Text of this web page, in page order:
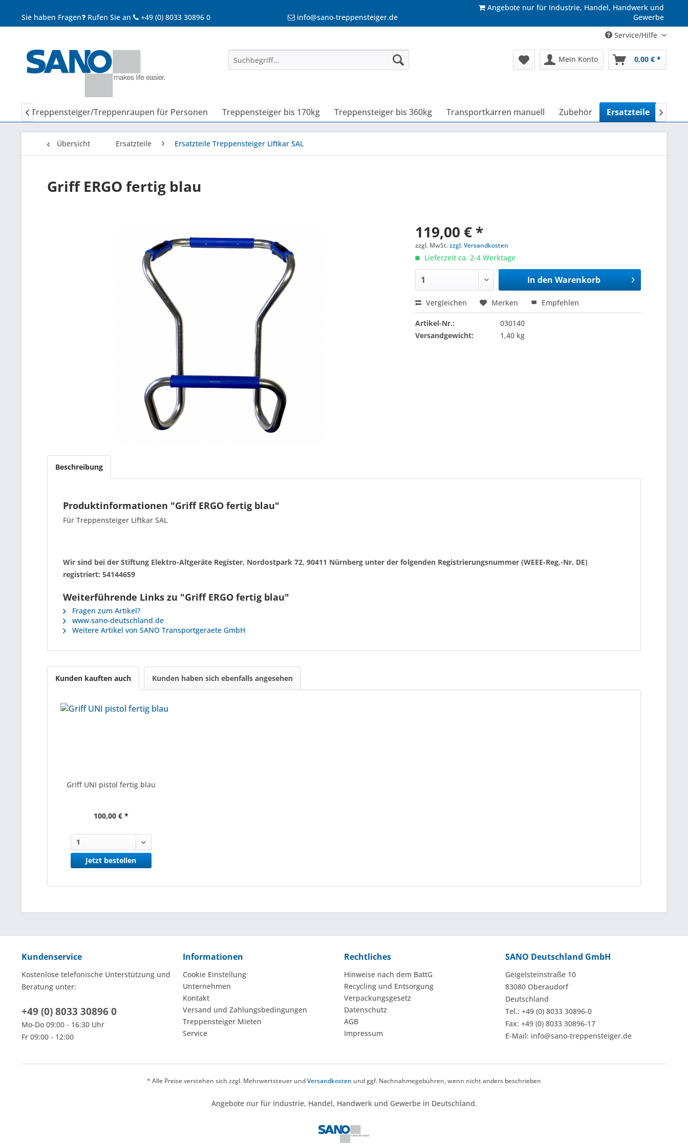
Sie haben Fragen Rufen Sie an +49 (0) 8033 30896 0 info@sano-treppensteiger.de
Angebote nur für Industrie, Handel, Handwerk und
Gewerbe
Service/Hilfe
Mein Konto 0,00 € *
Treppensteiger/Treppenraupen für Personen Treppensteiger bis 170kg Treppensteiger bis 360kg Transportkarren manuell Zubehör Ersatzteile
 
Übersicht Ersatzteile Ersatzteile Treppensteiger Liftkar SAL
Griff ERGO fertig blau
119,00 € *
zzgl. MwSt.zzgl. Versandkosten
Lieferzeit ca. 2-4 Werktage
In den Warenkorb
Vergleichen Merken Empfehlen
Artikel-Nr.:
030140
Versandgewicht:
1,40 kg
Beschreibung
Produktinformationen "Griff ERGO fertig blau"
Für Treppensteiger Liftkar SAL
Wir sind bei der Stiftung Elektro-Altgeräte Register, Nordostpark 72, 90411 Nürnberg unter der folgenden Registrierungsnummer (WEEE-Reg.-Nr. DE)
registriert: 54144659
Weiterführende Links zu "Griff ERGO fertig blau"
Fragen zum Artikel?
www.sano-deutschland.de
Weitere Artikel von SANO Transportgeraete GmbH
Kunden kauften auch Kunden haben sich ebenfalls angesehen
Griff UNI pistol fertig blau
100,00 € *
Jetzt bestellen
Kundenservice
Kostenlose telefonische Unterstützung und
Beratung unter:
+49 (0) 8033 30896 0
Mo-Do 09:00 - 16:30 Uhr
Fr 09:00 - 12:00
Informationen
Cookie Einstellung
Unternehmen
Kontakt
Versand und Zahlungsbedingungen
Treppensteiger Mieten
Service
Rechtliches
Hinweise nach dem BattG
Recycling und Entsorgung
Verpackungsgesetz
Datenschutz
AGB
Impressum
SANO Deutschland GmbH
Geigelsteinstraße 10
83080 Oberaudorf
Deutschland
Tel.: +49 (0) 8033 30896-0
Fax: +49 (0) 8033 30896-17
E-Mail: info@sano-treppensteiger.de
* Alle Preise verstehen sich zzgl. Mehrwertsteuer undVersandkosten und ggf. Nachnahmegebühren, wenn nicht anders beschrieben
Angebote nur für Industrie, Handel, Handwerk und Gewerbe in Deutschland.